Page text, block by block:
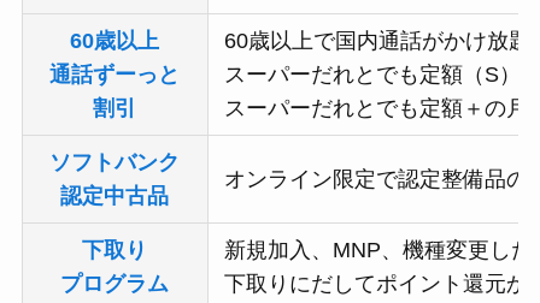
60歳以上
通話ずーっと
割引
60歳以上で国内通話がかけ放
スーパーだれとでも定額（S）
スーパーだれとでも定額＋の月
ソフトバンク
認定中古品
オンライン限定で認定整備品の
下取り
プログラム
新規加入、MNP、機種変更し
下取りにだしてポイント還元か